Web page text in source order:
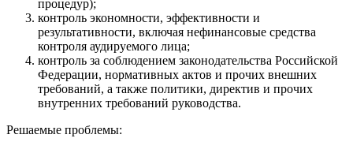
процедур);
контроль экономности, эффективности и
результативности, включая нефинансовые средства
контроля аудируемого лица;
контроль за соблюдением законодательства Российской
Федерации, нормативных актов и прочих внешних
требований, а также политики, директив и прочих
внутренних требований руководства.
Решаемые проблемы: